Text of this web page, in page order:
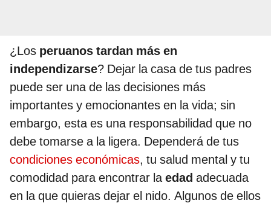
¿Los peruanos tardan más en
independizarse? Dejar la casa de tus padres
puede ser una de las decisiones más
importantes y emocionantes en la vida; sin
embargo, esta es una responsabilidad que no
debe tomarse a la ligera. Dependerá de tus
condiciones económicas, tu salud mental y tu
comodidad para encontrar laedad adecuada
en la que quieras dejar el nido. Algunos de ellos